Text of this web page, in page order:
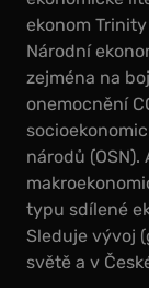
ekonom
Národní
zejména na
onemocnění
národů
typu sdílené
Sleduje vývoj
světě a v